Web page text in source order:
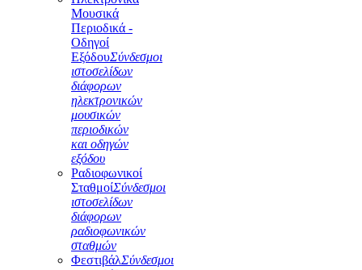
Μουσικά
Περιοδικά -
Οδηγοί
ΕξόδουΣύνδεσμοι
ιστοσελίδων
διάφορων
ηλεκτρονικών
μουσικών
περιοδικών
και οδηγών
εξόδου
Ραδιοφωνικοί
ΣταθμοίΣύνδεσμοι
ιστοσελίδων
διάφορων
ραδιοφωνικών
σταθμών
ΦεστιβάλΣύνδεσμοι